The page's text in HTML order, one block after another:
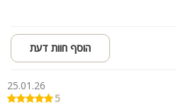
הוסף חוות דעת
25.01.26
5